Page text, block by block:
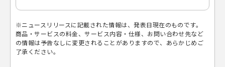
※ニュースリリースに記載された情報は、発表日現在のものです。
商品・サービスの料金、サービス内容・仕様、お問い合わせ先など
の情報は予告なしに変更されることがありますので、あらかじめご
了承ください。